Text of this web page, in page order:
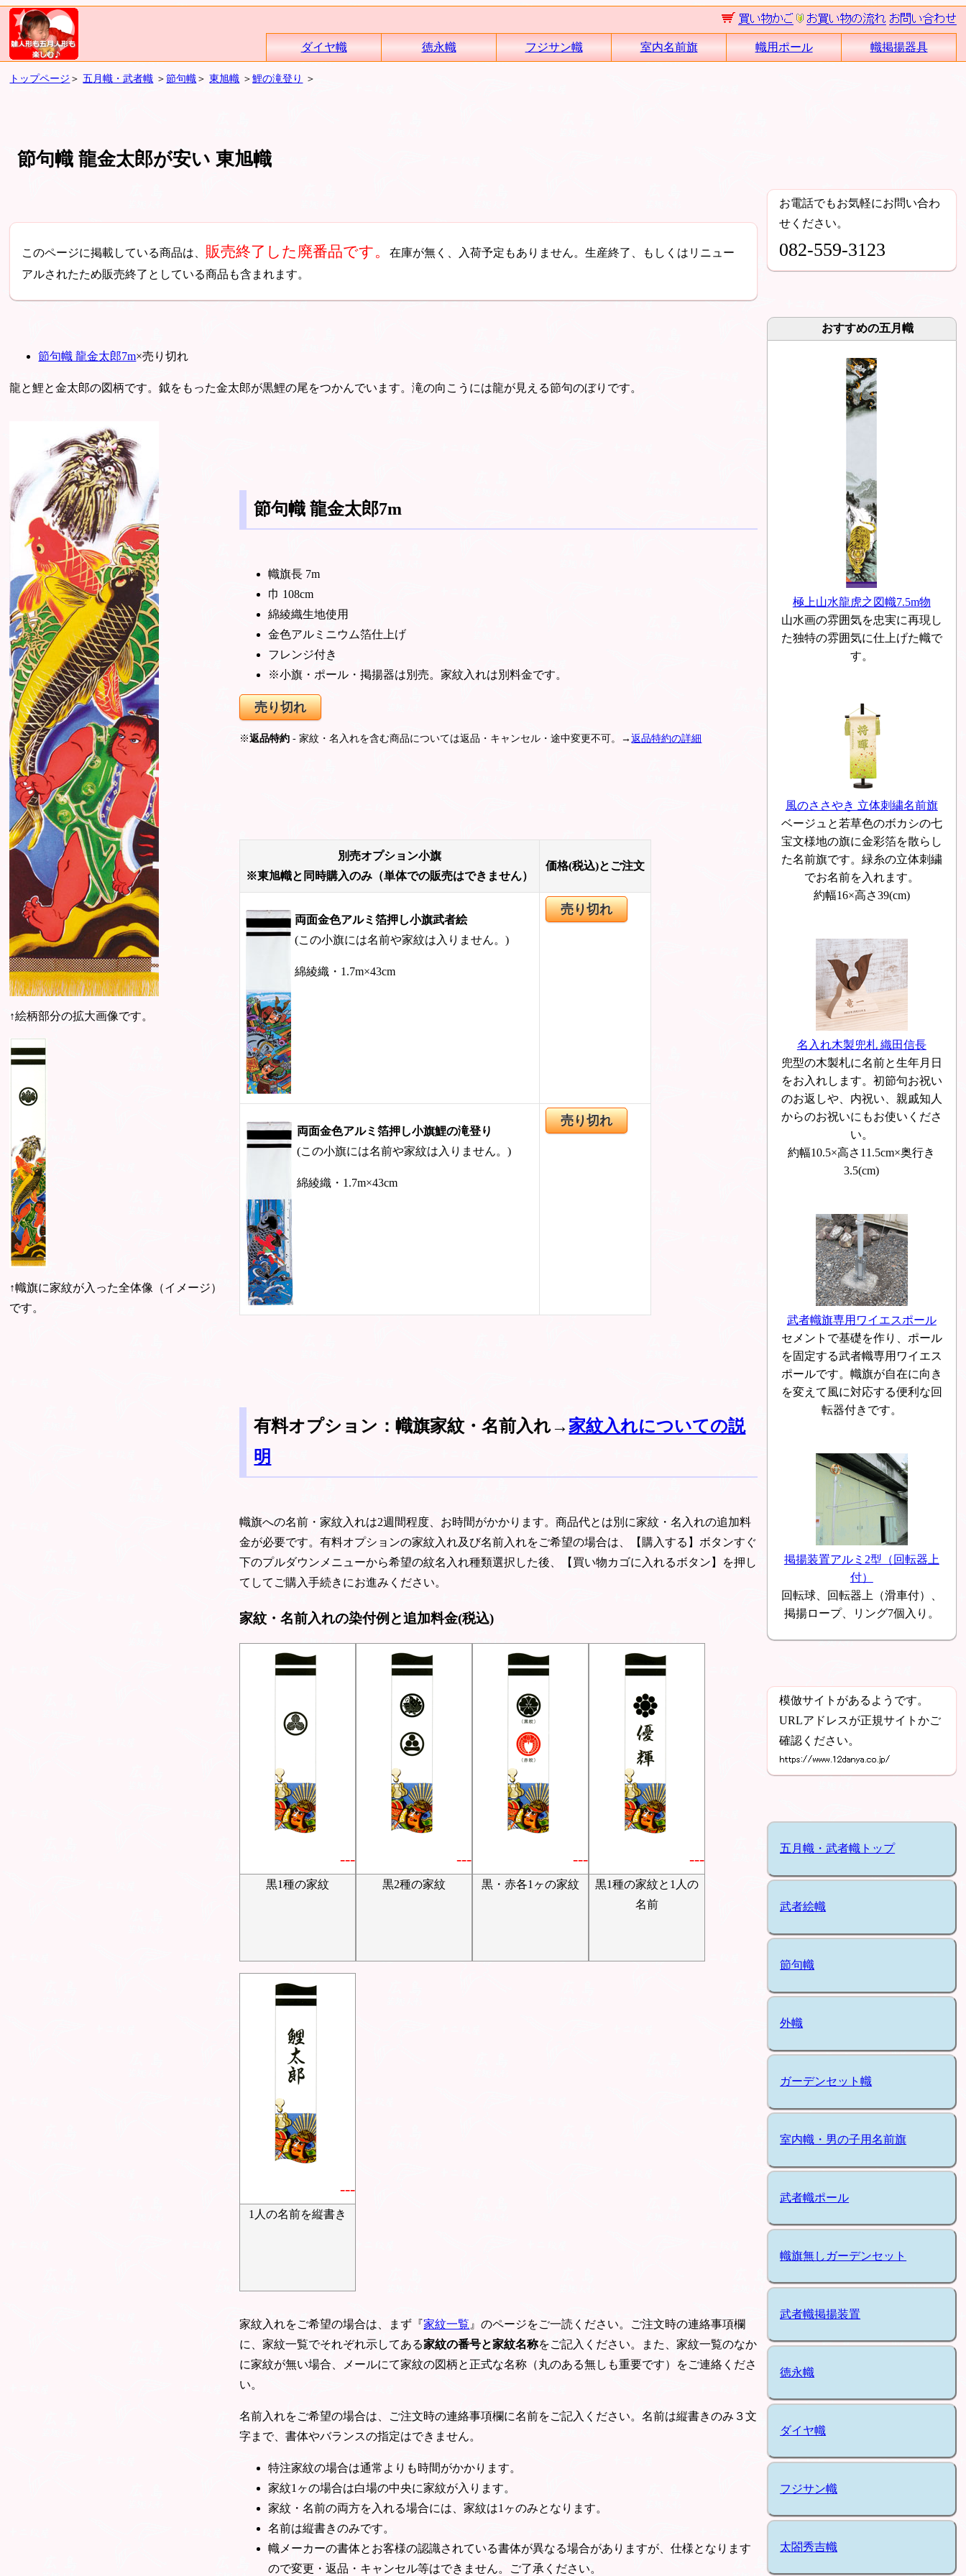
ダイヤ幟 徳永幟 フジサン幟 室内名前旗 幟用ポール 幟掲揚器具
トップページ ＞五月幟・武者幟 ＞節句幟＞東旭幟 ＞鯉の滝登り ＞
節句幟 龍金太郎が安い 東旭幟
このページに掲載している商品は、 販売終了した廃番品です。在庫が無く、入荷予定もありません。生産終了、もしくはリニュー
アルされたため販売終了としている商品も含まれます。
節句幟 龍金太郎7m×売り切れ
龍と鯉と金太郎の図柄です。鉞をもった金太郎が黒鯉の尾をつかんでいます。滝の向こうには龍が見える節句のぼりです。
↑絵柄部分の拡大画像です。
↑幟旗に家紋が入った全体像（イメージ）
です。
節句幟 龍金太郎7m
幟旗長 7m
巾 108cm
綿綾織生地使用
金色アルミニウム箔仕上げ
フレンジ付き
※小旗・ポール・掲揚器は別売。家紋入れは別料金です。
売り切れ
※返品特約 - 家紋・名入れを含む商品については返品・キャンセル・途中変更不可。→返品特約の詳細
別売オプション小旗
※東旭幟と同時購入のみ（単体での販売はできません）
価格(税込)とご注文
両面金色アルミ箔押し小旗武者絵
(この小旗には名前や家紋は入りません。)
綿綾織・1.7m×43cm
売り切れ
両面金色アルミ箔押し小旗鯉の滝登り
(この小旗には名前や家紋は入りません。)
綿綾織・1.7m×43cm
売り切れ
有料オプション：幟旗家紋・名前入れ→ 家紋入れについての説
明
幟旗への名前・家紋入れは2週間程度、お時間がかかります。商品代とは別に家紋・名入れの追加料
金が必要です。有料オプションの家紋入れ及び名前入れをご希望の場合は、【購入する】ボタンすぐ
下のプルダウンメニューから希望の紋名入れ種類選択した後、【買い物カゴに入れるボタン】を押し
てしてご購入手続きにお進みください。
家紋・名前入れの染付例と追加料金(税込)
---
黒1種の家紋
---
黒2種の家紋
---
黒・赤各1ヶの家紋
---
黒1種の家紋と1人の
名前
---
1人の名前を縦書き
家紋入れをご希望の場合は、まず『家紋一覧 』のページをご一読ください。ご注文時の連絡事項欄
に、家紋一覧でそれぞれ示してある家紋の番号と家紋名称をご記入ください。また、家紋一覧のなか
に家紋が無い場合、メールにて家紋の図柄と正式な名称（丸のある無しも重要です）をご連絡くださ
い。
名前入れをご希望の場合は、ご注文時の連絡事項欄に名前をご記入ください。名前は縦書きのみ３文
字まで、書体やバランスの指定はできません。
特注家紋の場合は通常よりも時間がかかります。
家紋1ヶの場合は白場の中央に家紋が入ります。
家紋・名前の両方を入れる場合には、家紋は1ヶのみとなります。
名前は縦書きのみです。
幟メーカーの書体とお客様の認識されている書体が異なる場合がありますが、仕様となります
ので変更・返品・キャンセル等はできません。ご了承ください。
お電話でもお気軽にお問い合わ
せください。
082-559-3123
おすすめの五月幟
極上山水龍虎之図幟7.5m物
山水画の雰囲気を忠実に再現し
た独特の雰囲気に仕上げた幟で
す。
風のささやき 立体刺繍名前旗
ベージュと若草色のボカシの七
宝文様地の旗に金彩箔を散らし
た名前旗です。緑糸の立体刺繍
でお名前を入れます。
約幅16×高さ39(cm)
名入れ木製兜札 織田信長
兜型の木製札に名前と生年月日
をお入れします。初節句お祝い
のお返しや、内祝い、親戚知人
からのお祝いにもお使いくださ
い。
約幅10.5×高さ11.5cm×奥行き
3.5(cm)
武者幟旗専用ワイエスポール
セメントで基礎を作り、ポール
を固定する武者幟専用ワイエス
ポールです。幟旗が自在に向き
を変えて風に対応する便利な回
転器付きです。
掲揚装置アルミ2型（回転器上
付）
回転球、回転器上（滑車付）、
掲揚ロープ、リング7個入り。
模倣サイトがあるようです。
URLアドレスが正規サイトかご
確認ください。
五月幟・武者幟トップ
武者絵幟
節句幟
外幟
ガーデンセット幟
室内幟・男の子用名前旗
武者幟ポール
幟旗無しガーデンセット
武者幟掲揚装置
徳永幟
ダイヤ幟
フジサン幟
太閤秀吉幟